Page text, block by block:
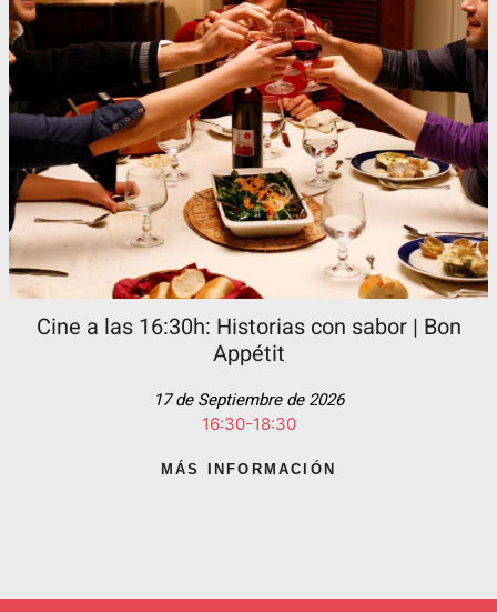
Cine a las 16:30h: Historias con sabor | Bon
Appétit
17 de Septiembre de 2026
16:30-18:30
MÁS INFORMACIÓN